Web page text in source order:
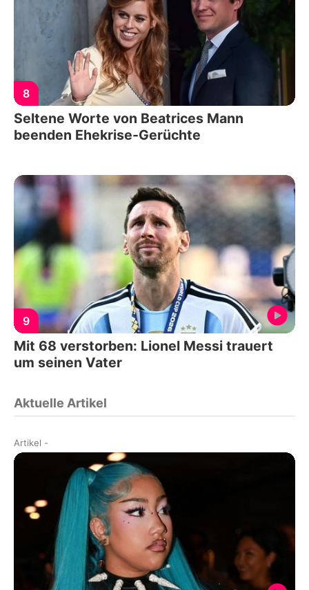
8
Seltene Worte von Beatrices Mann
beenden Ehekrise-Gerüchte
9
Mit 68 verstorben: Lionel Messi trauert
um seinen Vater
Aktuelle Artikel
Artikel -